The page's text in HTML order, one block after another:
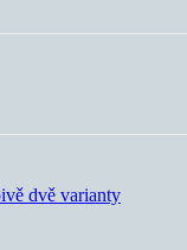
dvě varianty